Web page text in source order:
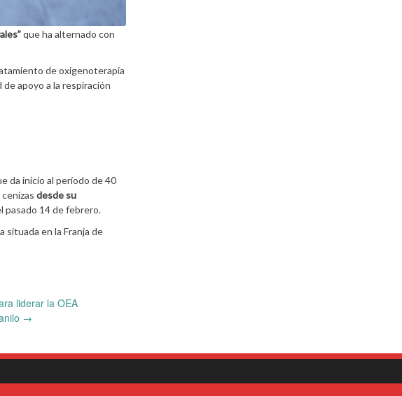
que ha alternado con
de oxigenoterapia
apoyo a la respiración
da inicio al período de 40
desde su
pasado 14 de febrero.
situada en la Franja de
liderar la OEA
→